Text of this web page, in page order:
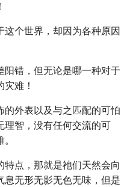
这个世界，却因为各种原因
阳错，但无论是哪一种对于
难！
的外表以及与之匹配的可怕
理智，没有任何交流的可
点，那就是祂们天然会向
息无形无影无色无味，但是